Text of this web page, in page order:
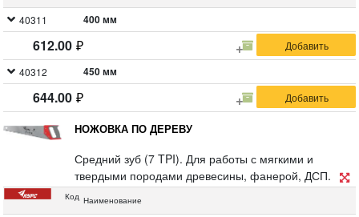
высокоуглеродистая сталь, пластиковая ручка.
40311 400 мм
612.00
40312 450 мм
644.00
НОЖОВКА ПО ДЕРЕВУ
Средний зуб (7 TPI). Для работы с мягкими и
твердыми породами древесины, фанерой, ДСП.
Зубья с двугранной заточкой, разведены, имеют
Код Наименование